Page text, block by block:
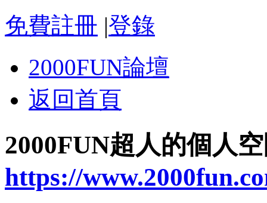
免費註冊 |登錄
2000FUN論壇
返回首頁
2000FUN超人的個人
https://